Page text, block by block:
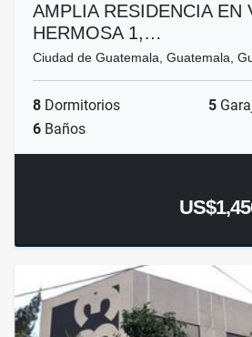
AMPLIA RESIDENCIA EN
HERMOSA 1,…
Ciudad de Guatemala, Guatemala,
8 Dormitorios 5
6 Baños